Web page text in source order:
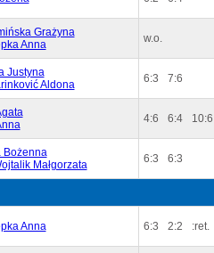
Grażyna
Anna
w.o.
Justyna
Aldona
6:3 7:6
4:6 6:4 10:6
Bożenna
Małgorzata
6:3 6:3
Anna 6:3 2:2 :ret.